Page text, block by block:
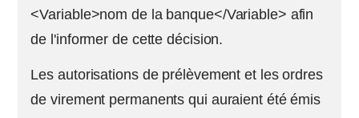
<Variable>nom de la banque</Variable> afin
de l'informer de cette décision.
Les autorisations de prélèvement et les ordres
de virement permanents qui auraient été émis